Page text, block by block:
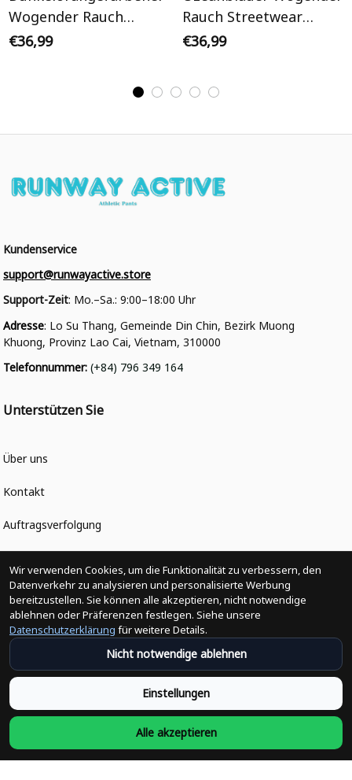
Wogender Rauch
Streetwear Cyberpunk
€36,99
Rauch Streetwear
Cyberpunk
€36,99
Kundenservice
support@runwayactive.store
Support-Zeit: Mo.–Sa.: 9:00–18:00 Uhr
Adresse: Lo Su Thang, Gemeinde Din Chin, Bezirk Muong
Khuong, Provinz Lao Cai, Vietnam, 310000
Telefonnummer: (+84) 796 349 164
Unterstützen Sie
Über uns
Kontakt
Auftragsverfolgung
Politiken
Änderungen der Bestellung
Versandpolitik
Rückerstattungsrichtlinie
Rückgabepolitik
Datenschutzpolitik
Wir verwenden Cookies, um die Funktionalität zu verbessern, den
Datenverkehr zu analysieren und personalisierte Werbung
bereitzustellen. Sie können alle akzeptieren, nicht notwendige
ablehnen oder Präferenzen festlegen. Siehe unsere
Datenschutzerklärung für weitere Details.
Nicht notwendige ablehnen
Einstellungen
Alle akzeptieren